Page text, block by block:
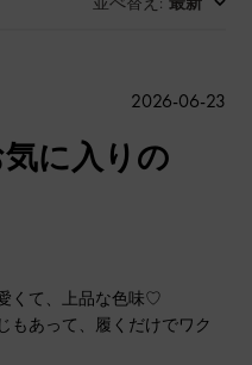
に入りの
くて、上品な色味♡
もあって、履くだけでワク
公
2026-06-23